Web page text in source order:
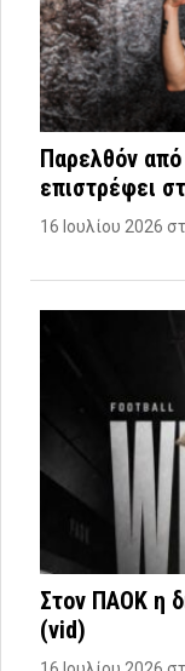
Παρελθόν
επιστρέφει
16 Ιουλίου 2026
Στον ΠΑΟΚ η
(vid)